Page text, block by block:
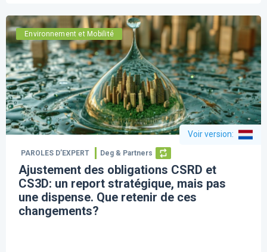
Environnement et Mobilité
Voir version:
PAROLES D’EXPERT Deg & Partners
Ajustement des obligations CSRD et
CS3D: un report stratégique, mais pas
une dispense. Que retenir de ces
changements?